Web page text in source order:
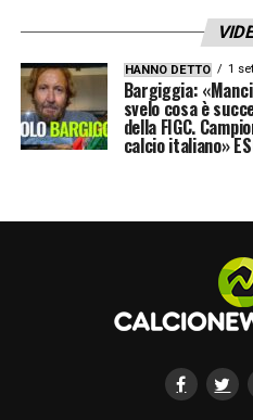
HANNO DETTO 1
Bargiggia:
svelo cosa è
della FIGC.
calcio italiano»